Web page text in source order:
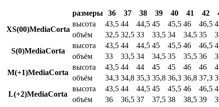
размеры 36 37 38 39 40 41 42
XS(00)MediaCorta
высота 43,5 44 44,5 45 45,5 46 46,5
объём
32,5 32,5 33 33,5 34 34,5 35
S(0)MediaCorta
высота 43,5 44 44,5 45 45,5 46 46,5
объём
33 33,5 34 34,5 35 35,5 36
M(+1)MediaCorta
высота 43,5 44 44 45 45 46 46
объём
34,3 34,8 35,3 35,8 36,3 36,8 37,3
L(+2)MediaCorta
высота 43,5 44 44,5 45 45,5 46 46,5
объём
36 36,5 37 37,5 38 38,5 39